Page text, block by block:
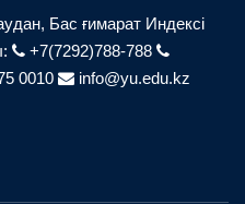
Бас ғимарат Индексі
+7(7292)788-788
0010 info@yu.edu.kz